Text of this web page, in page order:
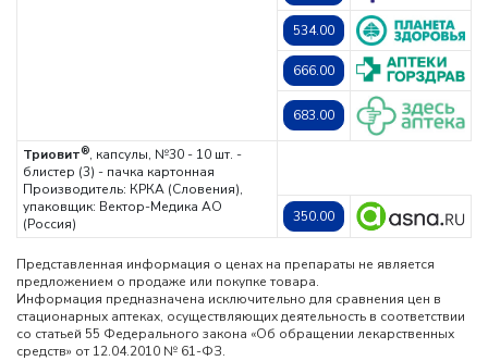
534.00
666.00
683.00
Триовит®, капсулы, №30 - 10 шт. -
блистер (3) - пачка картонная
Производитель: КРКА (Словения),
упаковщик: Вектор-Медика АО
(Россия)
350.00
Представленная информация о ценах на препараты не является
предложением о продаже или покупке товара.
Информация предназначена исключительно для сравнения цен в
стационарных аптеках, осуществляющих деятельность в соответствии
со статьей 55 Федерального закона «Об обращении лекарственных
средств» от 12.04.2010 № 61-ФЗ.